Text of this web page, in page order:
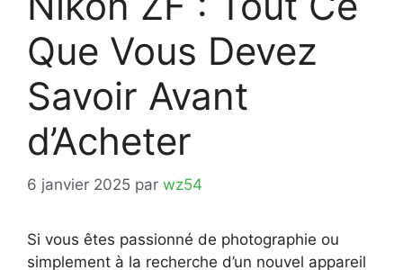
Que Vous Devez
Savoir Avant
d’Acheter
6 janvier 2025 par wz54
Si vous êtes passionné de photographie ou
simplement à la recherche d’un nouvel appareil